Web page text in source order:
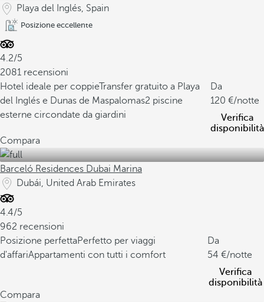
Playa del Inglés, Spain
Posizione eccellente
4.2/5
2081 recensioni
Hotel ideale per coppieTransfer gratuito a Playa
del Inglés e Dunas de Maspalomas2 piscine
esterne circondate da giardini
Da
120
/notte
Verifica
disponibilità
Compara
Barceló Residences Dubai Marina
Dubái, United Arab Emirates
4.4/5
962 recensioni
Posizione perfettaPerfetto per viaggi
d'affariAppartamenti con tutti i comfort
Da
54
/notte
Verifica
disponibilità
Compara